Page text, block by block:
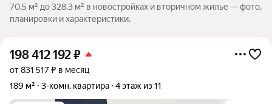
70,5 м² до 328,3 м² в новостройках и вторичном жилье — фото,
планировки и характеристики.
198 412 192₽
от 831 517 ₽ в месяц
189 м²
3-комн. квартира 4 этаж из 11